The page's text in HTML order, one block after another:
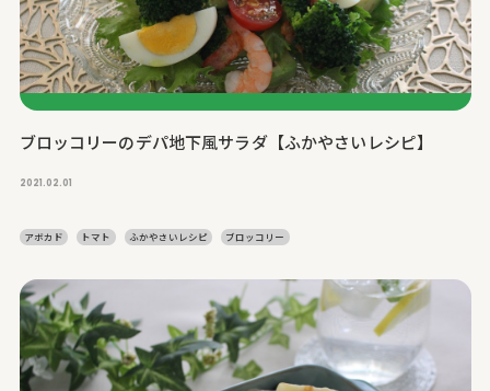
ブロッコリーのデパ地下風サラダ【ふかやさいレシピ】
2021.02.01
アボカド トマト ふかやさいレシピ ブロッコリー